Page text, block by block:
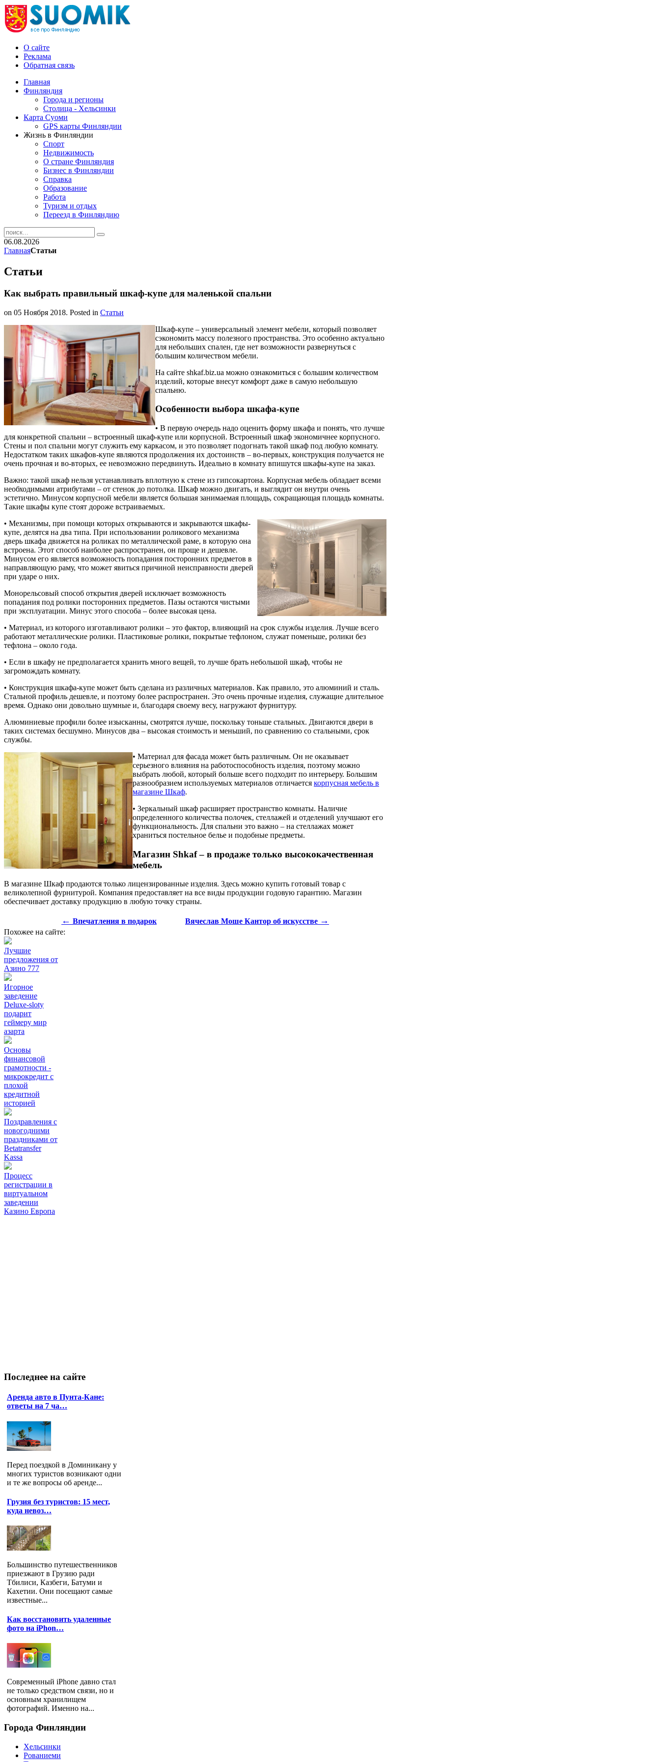
О сайте
Реклама
Обратная связь
Главная
Финляндия
Города и регионы
Столица - Хельсинки
Карта Суоми
GPS карты Финляндии
Жизнь в Финляндии
Спорт
Недвижимость
О стране Финляндия
Бизнес в Финляндии
Справка
Образование
Работа
Туризм и отдых
Переезд в Финляндию
06.08.2026
ГлавнаяСтатьи
Статьи
Как выбрать правильный шкаф-купе для маленькой спальни
on 05 Ноября 2018. Posted in Статьи
Шкаф-купе – универсальный элемент мебели, который позволяет
сэкономить массу полезного пространства. Это особенно актуально
для небольших спален, где нет возможности развернуться с
большим количеством мебели.
На сайте shkaf.biz.ua можно ознакомиться с большим количеством
изделий, которые внесут комфорт даже в самую небольшую
спальню.
Особенности выбора шкафа-купе
• В первую очередь надо оценить форму шкафа и понять, что лучше
для конкретной спальни – встроенный шкаф-купе или корпусной. Встроенный шкаф экономичнее корпусного.
Стены и пол спальни могут служить ему каркасом, и это позволяет подогнать такой шкаф под любую комнату.
Недостатком таких шкафов-купе являются продолжения их достоинств – во-первых, конструкция получается не
очень прочная и во-вторых, ее невозможно передвинуть. Идеально в комнату впишутся шкафы-купе на заказ.
Важно: такой шкаф нельзя устанавливать вплотную к стене из гипсокартона. Корпусная мебель обладает всеми
необходимыми атрибутами – от стенок до потолка. Шкаф можно двигать, и выглядит он внутри очень
эстетично. Минусом корпусной мебели является большая занимаемая площадь, сокращающая площадь комнаты.
Такие шкафы купе стоят дороже встраиваемых.
• Механизмы, при помощи которых открываются и закрываются шкафы-
купе, делятся на два типа. При использовании роликового механизма
дверь шкафа движется на роликах по металлической раме, в которую она
встроена. Этот способ наиболее распространен, он проще и дешевле.
Минусом его является возможность попадания посторонних предметов в
направляющую раму, что может явиться причиной неисправности дверей
при ударе о них.
Монорельсовый способ открытия дверей исключает возможность
попадания под ролики посторонних предметов. Пазы остаются чистыми
при эксплуатации. Минус этого способа – более высокая цена.
• Материал, из которого изготавливают ролики – это фактор, влияющий на срок службы изделия. Лучше всего
работают металлические ролики. Пластиковые ролики, покрытые тефлоном, служат поменьше, ролики без
тефлона – около года.
• Если в шкафу не предполагается хранить много вещей, то лучше брать небольшой шкаф, чтобы не
загромождать комнату.
• Конструкция шкафа-купе может быть сделана из различных материалов. Как правило, это алюминий и сталь.
Стальной профиль дешевле, и поэтому более распространен. Это очень прочные изделия, служащие длительное
время. Однако они довольно шумные и, благодаря своему весу, нагружают фурнитуру.
Алюминиевые профили более изысканны, смотрятся лучше, поскольку тоньше стальных. Двигаются двери в
таких системах бесшумно. Минусов два – высокая стоимость и меньший, по сравнению со стальными, срок
службы.
• Материал для фасада может быть различным. Он не оказывает
серьезного влияния на работоспособность изделия, поэтому можно
выбрать любой, который больше всего подходит по интерьеру. Большим
разнообразием используемых материалов отличается корпусная мебель в
магазине Шкаф.
• Зеркальный шкаф расширяет пространство комнаты. Наличие
определенного количества полочек, стеллажей и отделений улучшают его
функциональность. Для спальни это важно – на стеллажах может
храниться постельное белье и подобные предметы.
Магазин Shkaf – в продаже только высококачественная
мебель
В магазине Шкаф продаются только лицензированные изделия. Здесь можно купить готовый товар с
великолепной фурнитурой. Компания предоставляет на все виды продукции годовую гарантию. Магазин
обеспечивает доставку продукцию в любую точку страны.
← Впечатления в подарок Вячеслав Моше Кантор об искусстве →
Похожее на сайте:
Лучшие
предложения от
Азино 777
Игорное
заведение
Deluxe-sloty
подарит
геймеру мир
азарта
Основы
финансовой
грамотности -
микрокредит с
плохой
кредитной
историей
Поздравления с
новогодними
праздниками от
Betatransfer
Kassa
Процесс
регистрации в
виртуальном
заведении
Казино Европа
Последнее на сайте
Аренда авто в Пунта-Кане:
ответы на 7 ча…
Перед поездкой в Доминикану у
многих туристов возникают одни
и те же вопросы об аренде...
Грузия без туристов: 15 мест,
куда невоз…
Большинство путешественников
приезжают в Грузию ради
Тбилиси, Казбеги, Батуми и
Кахетии. Они посещают самые
известные...
Как восстановить удаленные
фото на iPhon…
Современный iPhone давно стал
не только средством связи, но и
основным хранилищем
фотографий. Именно на...
Города Финляндии
Хельсинки
Рованиеми